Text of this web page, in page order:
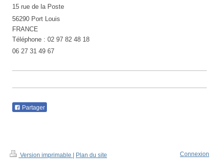
15 rue de la Poste
56290 Port Louis
FRANCE
Téléphone : 02 97 82 48 18
06 27 31 49 67
Partager
Version imprimable | Plan du site
Connexion